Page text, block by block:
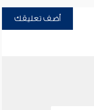
أضف تعليقك